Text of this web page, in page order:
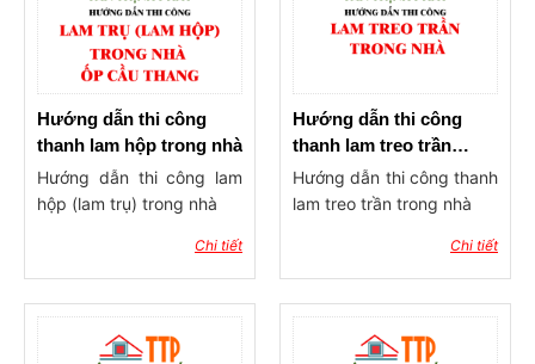
Hướng dẫn thi công
thanh lam hộp trong nhà
Hướng dẫn thi công lam
hộp (lam trụ) trong nhà
Chi tiết
Hướng dẫn thi công
thanh lam treo trần
trong nhà
Hướng dẫn thi công thanh
lam treo trần trong nhà
Chi tiết